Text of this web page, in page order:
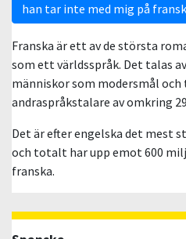
han tar inte med mig på
Franska är ett av de största
som ett världsspråk. Det talas
människor som modersmål
andraspråkstalare av omkring
Det är efter engelska det mest
och totalt har upp emot 600
franska.